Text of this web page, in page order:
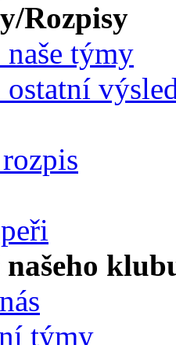
Rozpisy
naše týmy
ostatní
našeho
týmy